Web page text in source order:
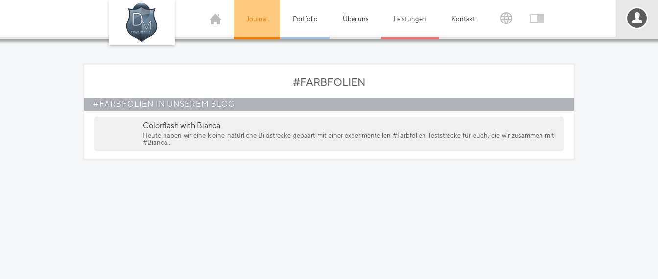
Journal Portfolio Über uns Leistungen Kontakt
#FARBFOLIEN
#FARBFOLIEN IN UNSEREM BLOG
Colorflash with Bianca
Heute haben wir eine kleine natürliche Bildstrecke gepaart mit einer experimentellen #Farbfolien Teststrecke für euch, die wir zusammen mit
#Bianca...